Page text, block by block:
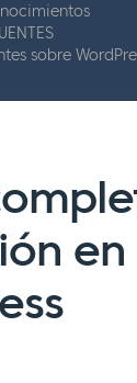
sobre
en